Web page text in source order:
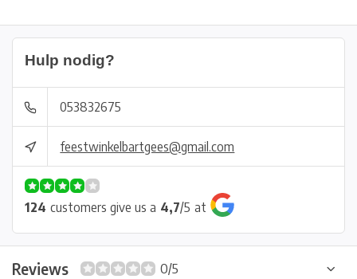
Hulp nodig?
053832675
feestwinkelbartgees@gmail.com
124 customers give us a 4,7/5 at
Reviews
0/5